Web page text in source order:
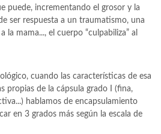
puede, incrementando el grosor y la
ser respuesta a un traumatismo, una
la mama..., el cuerpo “culpabiliza” al
cuando las características de esa
propias de la cápsula grado I (fina,
hablamos de encapsulamiento
en 3 grados más según la escala de